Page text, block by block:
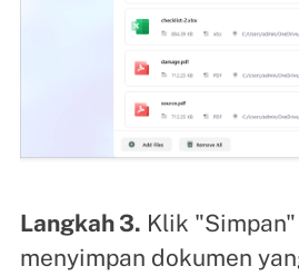
Langkah 3. Klik
menyimpan dokumen